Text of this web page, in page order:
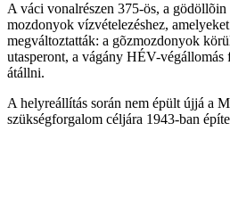
A váci vonalrészen 375-ös, a
mozdonyok vízvételezéshez,
megváltoztatták: a gõzmozdonyok
utasperont, a vágány HÉV-
átállni.
A helyreállítás során nem épült újjá a
szükségforgalom céljára 1943-ban